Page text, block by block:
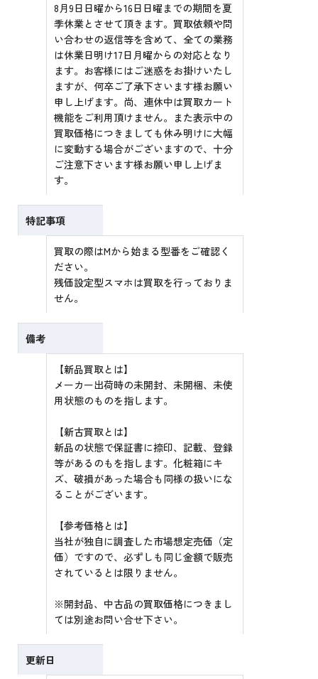
8月9日日曜から16日日曜までの期間を夏
季休業とさせて頂きます。買取依頼や問
い合わせの返信等を含めて、全ての業務
は休業日明け17日月曜からの対応となり
ます。お客様にはご迷惑をお掛けいたし
ますが、何卒ご了承下さいます様お願い
申し上げます。尚、連休中は買取カート
機能をご利用頂けません。また表示中の
買取価格につきましても休み明けに大幅
に変動する場合がございますので、十分
ご注意下さいます様お願い申し上げま
す。
特記事項
買取の際はMから始まる型番をご確認く
ださい。
残価設定型スマホは買取を行っておりま
せん。
備考
【新品買取とは】
メーカー出荷時の未開封、未開梱、未使
用状態のものを指します。
【新古買取とは】
新品の状態で保証書に捺印、記載、登録
等があるのもを指します。化粧箱にキ
ズ、破損があった場合も同様の扱いにな
ることがございます。
【参考価格とは】
当社が独自に調査した市場想定売価（定
価）ですので、必ずしも同じ金額で販売
されているとは限りません。
※開封品、中古品の買取価格につきまし
ては別途お問い合せ下さい。
更新日